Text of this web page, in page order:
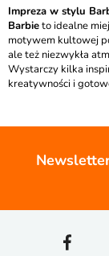
Impreza w stylu
Barbieto idealne
motywem kultowej
ale też niezwykła
Wystarczy kilka
kreatywności i